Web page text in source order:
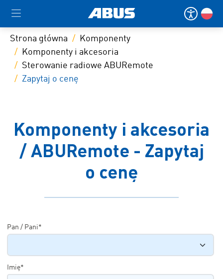
Strona główna
Komponenty
Komponenty i akcesoria
Sterowanie radiowe ABURemote
Zapytaj o cenę
Komponenty i akcesoria
/ ABURemote - Zapytaj
o cenę
Pan / Pani*
Imię*